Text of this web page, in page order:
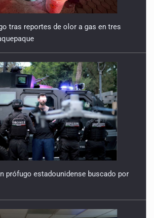
mundial
por ser autor intelectual del
madre
tras reportes de olor a gas en tres
prófugo estadounidense buscado por